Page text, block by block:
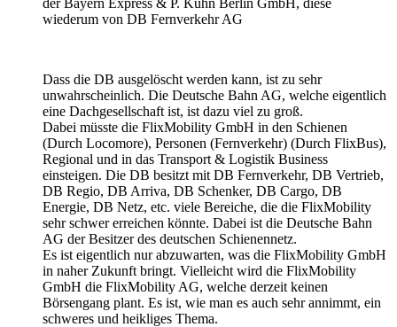
wiederum von DB Fernverkehr AG
Dass die DB ausgelöscht werden kann, ist zu sehr
unwahrscheinlich. Die Deutsche Bahn AG, welche eigentlich
eine Dachgesellschaft ist, ist dazu viel zu groß.
Dabei müsste die FlixMobility GmbH in den Schienen
(Durch Locomore), Personen (Fernverkehr) (Durch FlixBus),
Regional und in das Transport & Logistik Business
einsteigen. Die DB besitzt mit DB Fernverkehr, DB Vertrieb,
DB Regio, DB Arriva, DB Schenker, DB Cargo, DB
Energie, DB Netz, etc. viele Bereiche, die die FlixMobility
sehr schwer erreichen könnte. Dabei ist die Deutsche Bahn
AG der Besitzer des deutschen Schienennetz.
Es ist eigentlich nur abzuwarten, was die FlixMobility GmbH
in naher Zukunft bringt. Vielleicht wird die FlixMobility
GmbH die FlixMobility AG, welche derzeit keinen
Börsengang plant. Es ist, wie man es auch sehr annimmt, ein
schweres und heikliges Thema.